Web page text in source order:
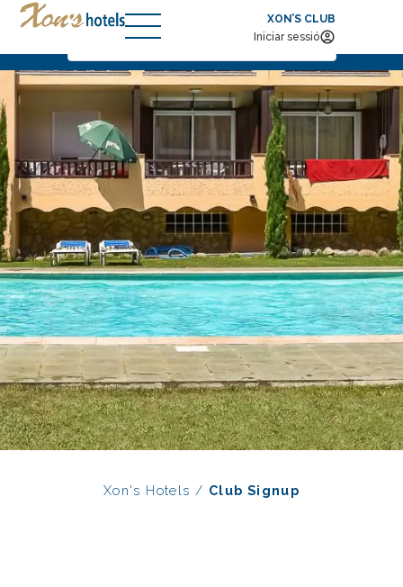
XON’S CLUB
Iniciar sessió
Arribada — Sortida
Xon's Hotels / Club Signup